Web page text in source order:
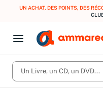
UN ACHAT, DES POINTS, DES
Open menu
Fermer le menu
CD d'occasion
Produits Catégories
Un Livre, un CD, un DVD...